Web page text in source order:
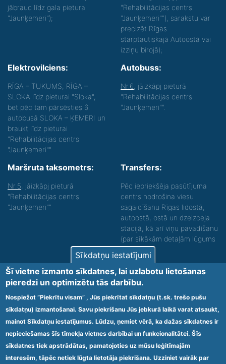
jābrauc līdz gala pietura
"Jaunķemeri");
"Rehabilitācijas centrs
"Jaunķemeri""), sarakstu var
precizēt Rīgas
starptautiskajā Autoostā vai
izziņu birojā);
Elektrovilciens:
RĪGA – TUKUMS, RĪGA –
SLOKA līdz pieturai "Sloka",
bet pēc tam pārsēsties 6.
autobusā SLOKA – ĶEMERI un
braukt līdz pieturai
"Rehabilitācijas centrs
"Jaunķemeri"".
Autobuss:
Nr.6 , jāizkāpj pieturā
"Rehabilitācijas centrs
"Jaunķemeri"".
Maršruta taksometrs:
Nr.5 , jāizkāpj pieturā
"Rehabilitācijas centrs
"Jaunķemeri""
Transfers:
Pēc iepriekšēja pasūtījuma
centrs nodrošina viesu
sagaidīšanu Rīgas lidostā,
autoostā, ostā un dzelzceļa
stacijā, kā arī viņu pavadīšanu
(par sīkākām detaļām lūgums
zvanīt).
Nodrošinām vides piekļūstamību personām ar
funkcionāliem traucējumiem! SIA „Sanare-KRC
Jaunķemeri”, Kolkas ielā 20, Jūrmalā ir nodrošināta vides
piekļūstamība personām ar funkcionāliem traucējumiem,
tādejādi nodrošinot atbilstību Ministru kabineta
2009.gada 20.janvāra noteikumos Nr.60 „Noteikumi par
obligātajām prasībām ārstniecības iestādēm un to
struktūrvienībām” minētajām prasībām.
Sīkdatņu iestatījumi
Šī vietne izmanto sīkdatnes, lai uzlabotu lietošanas
pieredzi un optimizētu tās darbību.
Nospiežot “Piekrītu visam” , Jūs piekrītat sīkdatņu (t.sk. trešo pušu
sīkdatņu) izmantošanai. Savu piekrišanu Jūs jebkurā laikā varat atsaukt,
mainot Sīkdatņu iestatījumus. Lūdzu, ņemiet vērā, ka dažas sīkdatnes ir
nepieciešamas šīs tīmekļa vietnes darbībai un funkcionalitātei. Šīs
sīkdatnes tiek apstrādātas, pamatojoties uz mūsu leģitīmajām
interesēm, tāpēc netiek lūgta lietotāja piekrišana. Uzziniet vairāk par